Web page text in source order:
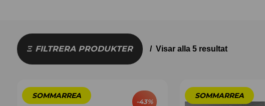
FILTRERA PRODUKTER Visar alla 5 resultat
-43%